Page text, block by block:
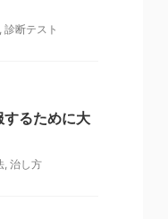
, 診断テスト
るために大
, 治し方